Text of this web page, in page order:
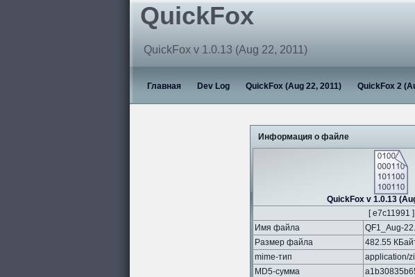
QuickFox
QuickFox v 1.0.13 (Aug 22, 2011)
Главная Dev Log QuickFox (Aug 22, 2011) QuickFox 2
Информация о файле
QuickFox v 1.0.13
[ e7c11991 ]
Имя файла
QF1_Aug-
Размер файла
482.55
mime-тип
application/
MD5-сумма